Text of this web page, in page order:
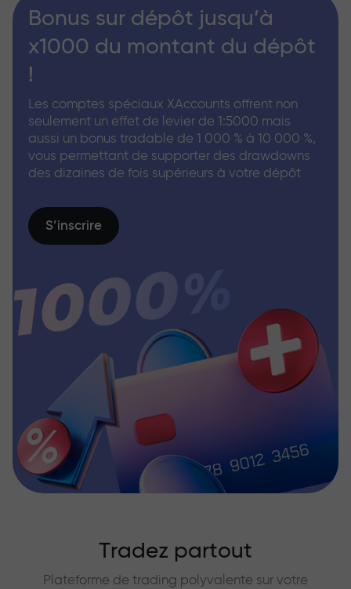
Bonus sur dépôt jusqu’à
x1000 du montant du dépôt
!
Les comptes spéciaux XAccounts offrent non
seulement un effet de levier de 1:5000 mais
aussi un bonus tradable de 1 000 % à 10 000 %,
vous permettant de supporter des drawdowns
des dizaines de fois supérieurs à votre dépôt
S’inscrire
Tradez partout
Plateforme de trading polyvalente sur votre